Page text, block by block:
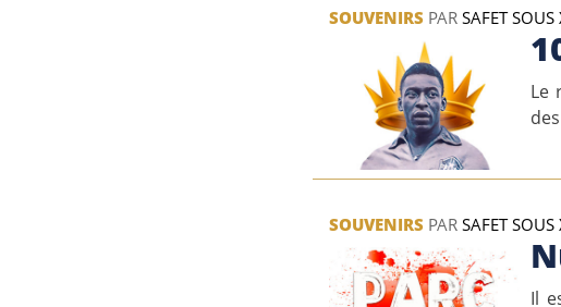
SOUVENIRS PAR SAFET SOUS
Le
SOUVENIRS PAR SAFET SOUS
Il